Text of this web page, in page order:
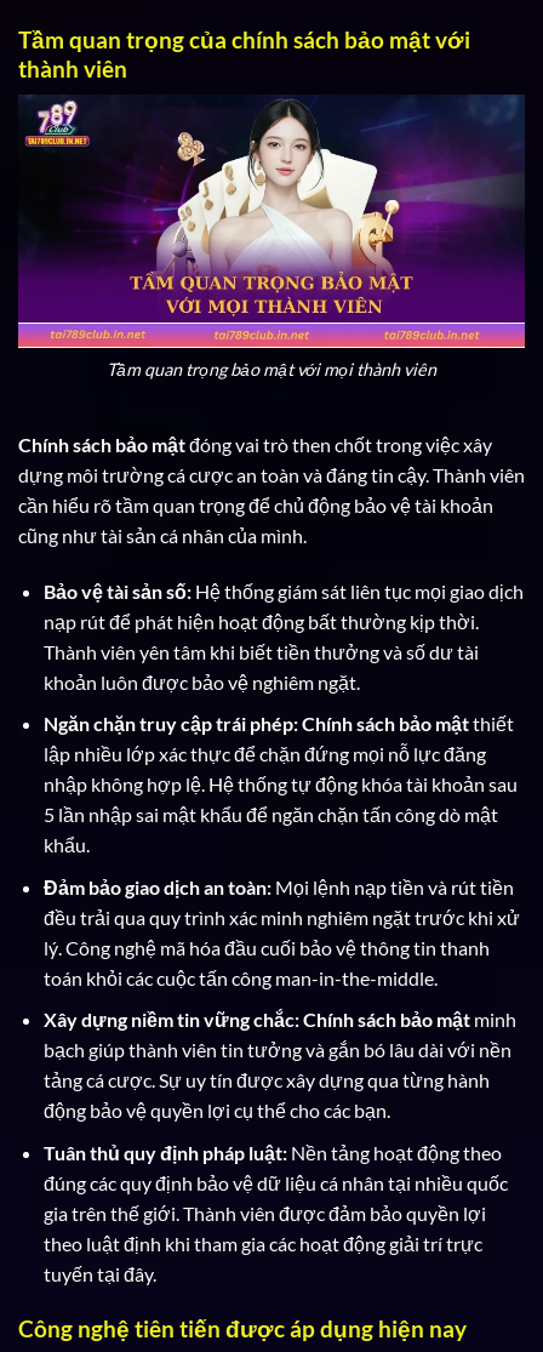
Tầm quan trọng của chính sách bảo mật với
thành viên
Tầm quan trọng bảo mật với mọi thành viên
Chính sách bảo mậtđóng vai trò then chốt trong việc xây
dựng môi trường cá cược an toàn và đáng tin cậy. Thành viên
cần hiểu rõ tầm quan trọng để chủ động bảo vệ tài khoản
cũng như tài sản cá nhân của mình.
Bảo vệ tài sản số:Hệ thống giám sát liên tục mọi giao dịch
nạp rút để phát hiện hoạt động bất thường kịp thời.
Thành viên yên tâm khi biết tiền thưởng và số dư tài
khoản luôn được bảo vệ nghiêm ngặt.
Ngăn chặn truy cập trái phép:Chính sách bảo mậtthiết
lập nhiều lớp xác thực để chặn đứng mọi nỗ lực đăng
nhập không hợp lệ. Hệ thống tự động khóa tài khoản sau
5 lần nhập sai mật khẩu để ngăn chặn tấn công dò mật
khẩu.
Đảm bảo giao dịch an toàn:Mọi lệnh nạp tiền và rút tiền
đều trải qua quy trình xác minh nghiêm ngặt trước khi xử
lý. Công nghệ mã hóa đầu cuối bảo vệ thông tin thanh
toán khỏi các cuộc tấn công man-in-the-middle.
Xây dựng niềm tin vững chắc:Chính sách bảo mậtminh
bạch giúp thành viên tin tưởng và gắn bó lâu dài với nền
tảng cá cược. Sự uy tín được xây dựng qua từng hành
động bảo vệ quyền lợi cụ thể cho các bạn.
Tuân thủ quy định pháp luật:Nền tảng hoạt động theo
đúng các quy định bảo vệ dữ liệu cá nhân tại nhiều quốc
gia trên thế giới. Thành viên được đảm bảo quyền lợi
theo luật định khi tham gia các hoạt động giải trí trực
tuyến tại đây.
Công nghệ tiên tiến được áp dụng hiện nay